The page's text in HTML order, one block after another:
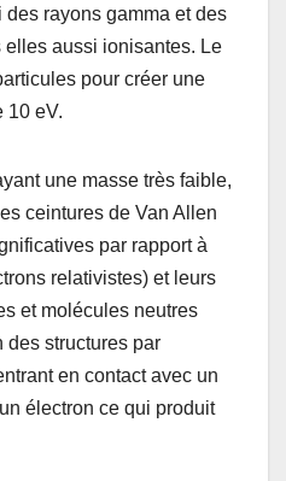
rayons gamma et des
elles aussi ionisantes. Le
pour créer une
10 eV.
une masse très faible,
ceintures de Van Allen
par rapport à
relativistes) et leurs
et molécules neutres
des structures par
en contact avec un
électron ce qui produit